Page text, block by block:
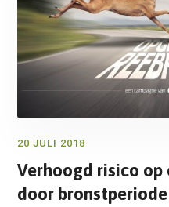
20 JULI 2018
Verhoogd risico
door bronstperiode